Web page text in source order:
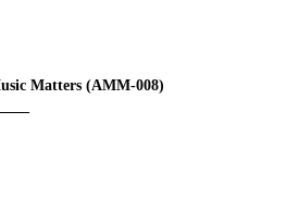
Matters (AMM-008)